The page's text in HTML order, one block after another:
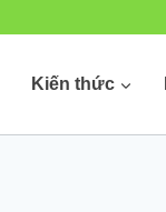
Kiến thức